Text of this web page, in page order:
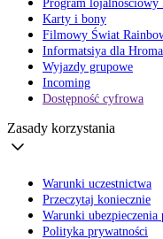
Program lojalnościowy
Karty i bony
Filmowy Świat
Informatsiya dla
Wyjazdy grupowe
Incoming
Dostępność cyfrowa
Zasady korzystania
Warunki uczestnictwa
Przeczytaj koniecznie
Warunki ubezpieczenia
Polityka prywatności